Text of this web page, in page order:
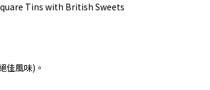
Tins with British Sweets
佳風味)。